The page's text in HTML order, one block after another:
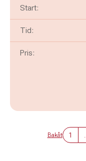
Start:
Tid:
Pris:
Bakåt 1